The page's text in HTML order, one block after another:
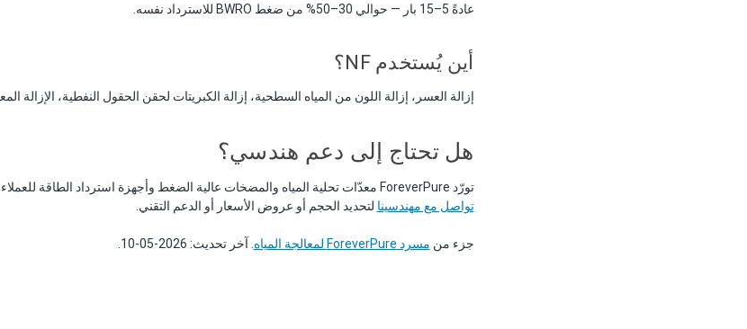
عادةً 5–15 بار — حوالي 30–50% من ضغط BWRO للاسترداد نفسه.
أين يُستخدم NF؟
إزالة العسر، إزالة اللون من المياه السطحية، إزالة الكبريتات لحقن الحقول النفطية، الإزالة
هل تحتاج إلى دعم هندسي؟
تورّد ForeverPure معدّات تحلية المياه والمضخات عالية الضغط وأجهزة استرداد الطاقة للعملاء التجاريين والصناعيين منذ 2003.
تواصل مع مهندسينا لتحديد الحجم أو عروض الأسعار أو الدعم التقني.
جزء من مسرد ForeverPure لمعالجة المياه . آخر تحديث: 2026-05-10.